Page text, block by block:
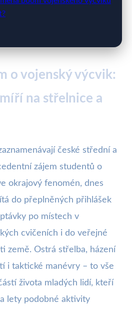
o vojenský výcvik:
na střelnice a
české střední a
zájem studentů o
okrajový fenomén, dnes
do přeplněných přihlášek
po místech v
cvičeních i do veřejné
země. Ostrá střelba, házení
i taktické manévry – to vše
života mladých lidí, kteří
lety podobné aktivity